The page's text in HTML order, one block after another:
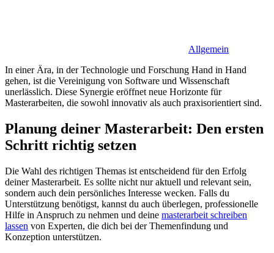
Allgemein
In einer Ära, in der Technologie und Forschung Hand in Hand
gehen, ist die Vereinigung von Software und Wissenschaft
unerlässlich. Diese Synergie eröffnet neue Horizonte für
Masterarbeiten, die sowohl innovativ als auch praxisorientiert sind.
Planung deiner Masterarbeit: Den ersten
Schritt richtig setzen
Die Wahl des richtigen Themas ist entscheidend für den Erfolg
deiner Masterarbeit. Es sollte nicht nur aktuell und relevant sein,
sondern auch dein persönliches Interesse wecken. Falls du
Unterstützung benötigst, kannst du auch überlegen, professionelle
Hilfe in Anspruch zu nehmen und deine masterarbeit schreiben
lassen von Experten, die dich bei der Themenfindung und
Konzeption unterstützen.